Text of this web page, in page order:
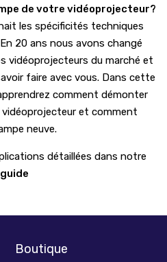
de votre vidéoprojecteur?
les spécificités techniques
20 ans nous avons changé
vidéoprojecteurs du marché et
faire avec vous. Dans cette
comment démonter
vidéoprojecteur et comment
neuve.
détaillées dans notre
Boutique